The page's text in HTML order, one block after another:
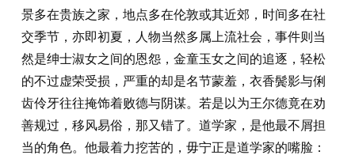
景多在贵族之家，地点多在伦敦或其近郊，时间多在社
交季节，亦即初夏，人物当然多属上流社会，事件则当
然是绅士淑女之间的恩怨，金童玉女之间的追逐，轻松
的不过虚荣受损，严重的却是名节蒙羞，衣香鬓影与俐
齿伶牙往往掩饰着败德与阴谋。若是以为王尔德竟在劝
善规过，移风易俗，那又错了。道学家，是他最不屑担
当的角色。他最着力挖苦的，毋宁正是道学家的嘴脸：